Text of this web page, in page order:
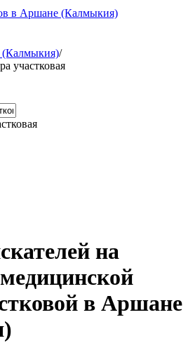
в Аршане (Калмыкия)
/
участковая
на
в Аршане